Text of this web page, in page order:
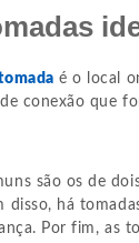
é o local
conexão que
são os de
disso, há
Por fim, as